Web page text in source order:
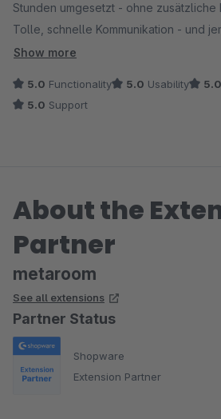
Stunden umgesetzt - ohne zusätzliche
Tolle, schnelle Kommunikation - und
versteht. Weiter so. Freue mich.
Show more
5.0 Functionality 5.0 Usability 5.0
5.0 Support
About the
Partner
metaroom
See all extensions
Partner Status
Shopware
Extension Partner